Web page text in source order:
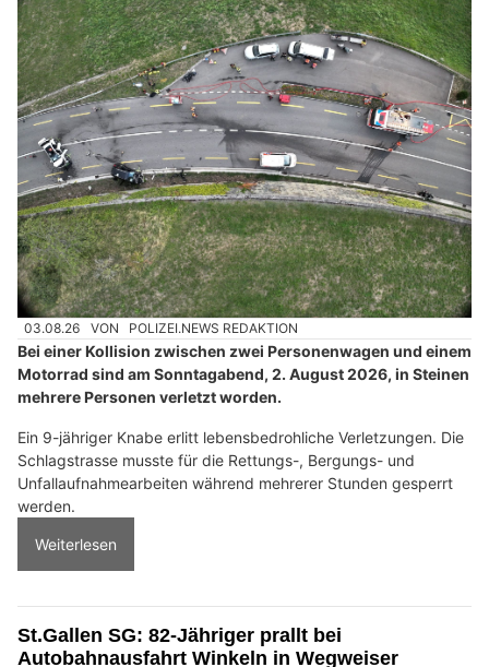
03.08.26 VON POLIZEI.NEWS REDAKTION
Bei einer Kollision zwischen zwei Personenwagen und einem
Motorrad sind am Sonntagabend, 2. August 2026, in Steinen
mehrere Personen verletzt worden.
Ein 9-jähriger Knabe erlitt lebensbedrohliche Verletzungen. Die
Schlagstrasse musste für die Rettungs-, Bergungs- und
Unfallaufnahmearbeiten während mehrerer Stunden gesperrt
werden.
Weiterlesen
St.Gallen SG: 82-Jähriger prallt bei
Autobahnausfahrt Winkeln in Wegweiser